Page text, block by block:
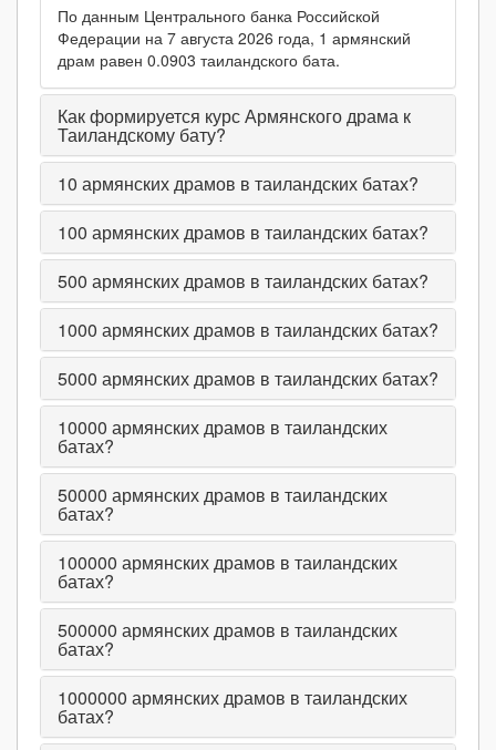
По данным Центрального банка Российской
Федерации на 7 августа 2026 года, 1 армянский
драм равен 0.0903 таиландского бата.
Как формируется курс Армянского драма к
Таиландскому бату?
10 армянских драмов в таиландских батах?
100 армянских драмов в таиландских батах?
500 армянских драмов в таиландских батах?
1000 армянских драмов в таиландских батах?
5000 армянских драмов в таиландских батах?
10000 армянских драмов в таиландских
батах?
50000 армянских драмов в таиландских
батах?
100000 армянских драмов в таиландских
батах?
500000 армянских драмов в таиландских
батах?
1000000 армянских драмов в таиландских
батах?